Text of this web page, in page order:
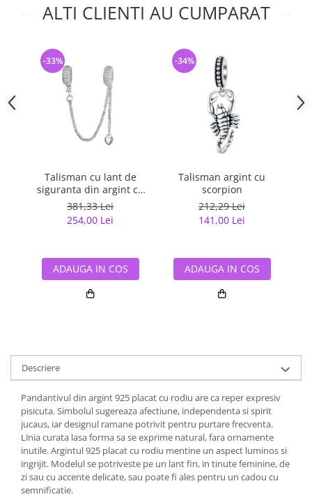
ALTI CLIENTI AU CUMPARAT
Talisman cu lant de
siguranta din argint cu
inimioara placat cu rodiu
381,33 Lei
254,00 Lei
-33%
ADAUGA IN COS
Talisman argint cu
scorpion
212,29 Lei
141,00 Lei
-34%
ADAUGA IN COS
Descriere
Pandantivul din argint 925 placat cu rodiu are ca reper expresiv
pisicuta. Simbolul sugereaza afectiune, independenta si spirit
jucaus, iar designul ramane potrivit pentru purtare frecventa.
Linia curata lasa forma sa se exprime natural, fara ornamente
inutile. Argintul 925 placat cu rodiu mentine un aspect luminos si
ingrijit. Modelul se potriveste pe un lant fin, in tinute feminine, de
zi sau cu accente delicate, sau poate fi ales pentru un cadou cu
semnificatie.